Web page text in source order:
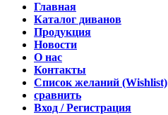
Главная
Каталог диванов
Продукция
Новости
О нас
Контакты
Список желаний (Wishlist)
сравнить
Вход / Регистрация